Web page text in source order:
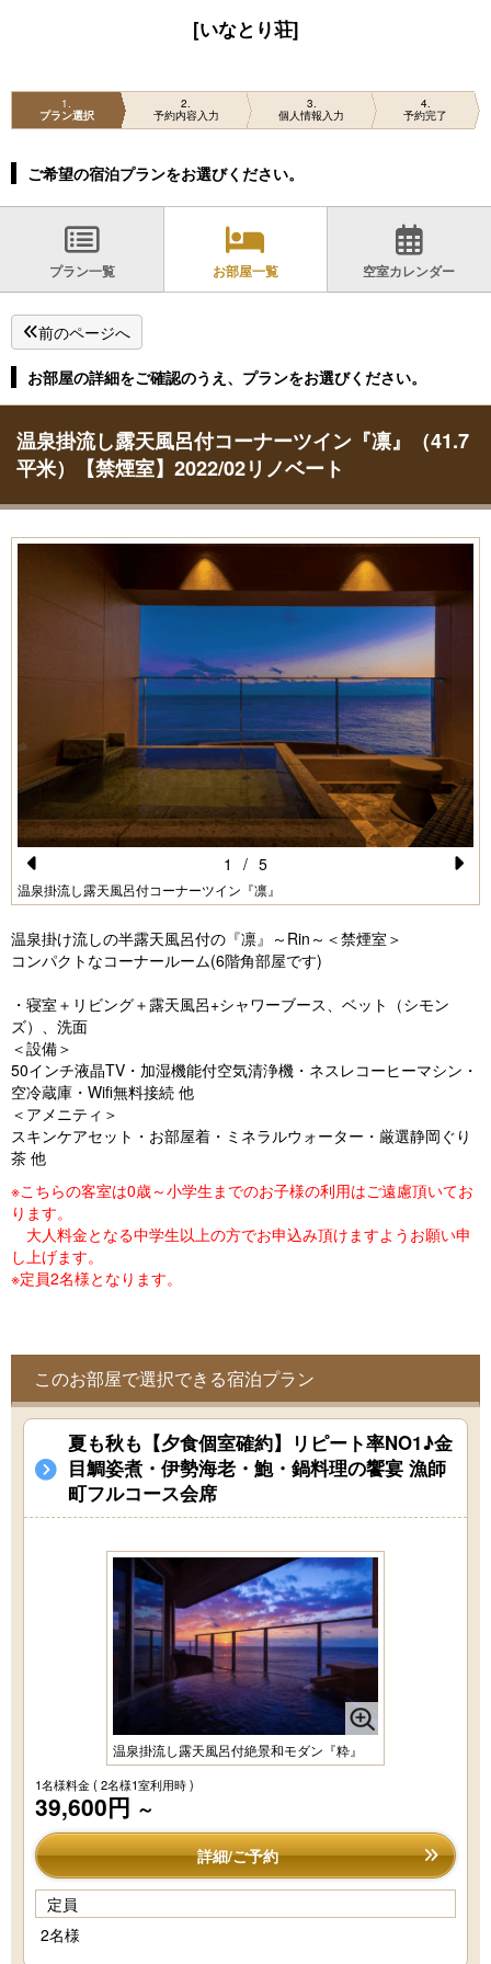
[いなとり荘]
1
プラン選択
2
予約内容入力
3
個人情報入力
4
予約完了
ご希望の宿泊プランをお選びください。
プラン一覧 お部屋一覧 空室カレンダー
前のページへ
お部屋の詳細をご確認のうえ、プランをお選びください。
温泉掛流し露天風呂付コーナーツイン『凛』（41.7
平米）【禁煙室】2022/02リノベート
Pr
e
vi
o
u
s
温泉掛流し露天風呂付コーナーツイン『凛』
1 / 5
温泉掛け流しの半露天風呂付の『凛』～Rin～＜禁煙室＞
コンパクトなコーナールーム(6階角部屋です)
・寝室＋リビング＋露天風呂+シャワーブース、ベット（シモン
ズ）、洗面
＜設備＞
50インチ液晶TV・加湿機能付空気清浄機・ネスレコーヒーマシン・
空冷蔵庫・Wifi無料接続 他
＜アメニティ＞
スキンケアセット・お部屋着・ミネラルウォーター・厳選静岡ぐり
茶 他
※こちらの客室は0歳～小学生までのお子様の利用はご遠慮頂いてお
ります。
大人料金となる中学生以上の方でお申込み頂けますようお願い申
し上げます。
※定員2名様となります。
このお部屋で選択できる宿泊プラン
夏も秋も【夕食個室確約】リピート率NO1♪金
目鯛姿煮・伊勢海老・鮑・鍋料理の饗宴 漁師
町フルコース会席
温泉掛流し露天風呂付絶景和モダン『粋』
1名様料金( 2名様1室利用時 )
39,600円 ～
詳細/ご予約
定員
2名様